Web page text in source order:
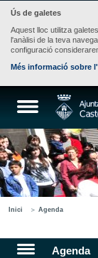
Ús de galetes
Aquest lloc utilitza
l'anàlisi de la teva
configuració
Més informació sobre
Inici Agenda
Agenda